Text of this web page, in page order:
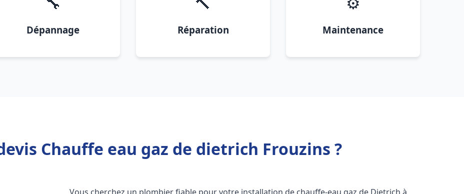
Dépannage Réparation Maintenance
Chauffe eau gaz de dietrich Frouzins ?